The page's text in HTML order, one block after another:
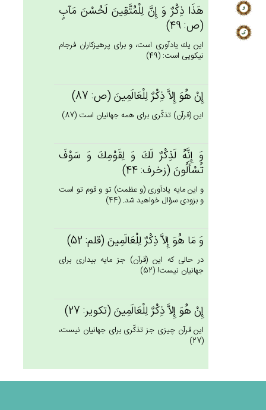
هَذَا ذِكْرٌ وَ إِن‌َّ لِلْمُتَّقِين‌َ لَحُسْن‌َ مَآب‌ٍ
(ص: 49)
اين يك يادآورى است، و براى پرهيزكاران فرجام
نيكويى است: (49)
إِن‌ْ هُوَ إِلاَّ ذِكْرٌ لِلْعَالَمِين‌َ (ص: 87)
اين (قرآن) تذكّرى براى همه جهانيان است (87)
وَ إِنَّه‌ُ لَذِكْرٌ لَك‌َ وَ لِقَوْمِك‌َ وَ سَوْف‌َ
تُسْأَلُون‌َ (زخرف: 44)
و اين مايه يادآورى (و عظمت) تو و قوم تو است
و بزودى سؤال خواهيد شد. (44)
وَ مَا هُوَ إِلاَّ ذِكْرٌ لِلْعَالَمِين‌َ (قلم: 52)
در حالى كه اين (قرآن) جز مايه بيدارى براى
جهانيان نيست! (52)
إِن‌ْ هُوَ إِلاَّ ذِكْرٌ لِلْعَالَمِين‌َ (تكوير: 27)
اين قرآن چيزى جز تذكّرى براى جهانيان نيست،
(27)